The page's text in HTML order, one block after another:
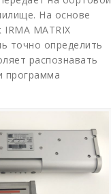
На основе
MATRIX
точно определить
распознавать
программа